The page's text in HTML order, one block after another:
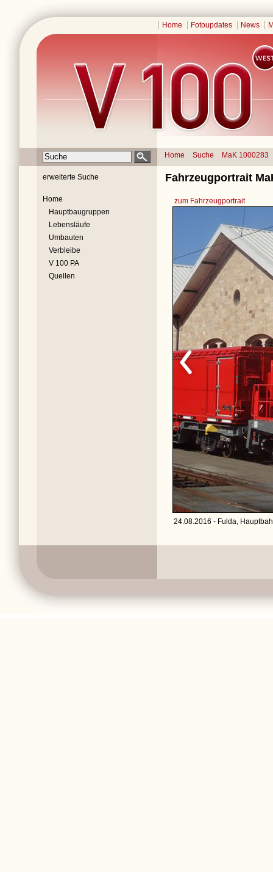
Home Fotoupdates News
Home Suche MaK 1000283
erweiterte Suche
Home
Hauptbaugruppen
Lebensläufe
Umbauten
Verbleibe
V 100 PA
Quellen
Fahrzeugportrait
zum Fahrzeugportrait
24.08.2016 - Fulda,